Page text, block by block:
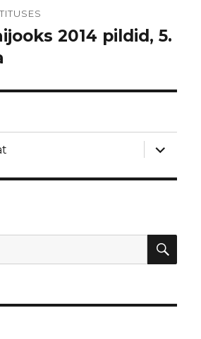
2014 pildid, 5.
laienda